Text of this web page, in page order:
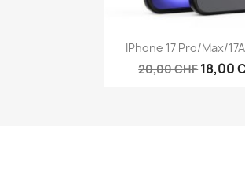
 Aperçu
IPhone 17 Pro/Max/
20,00 CHF18,00